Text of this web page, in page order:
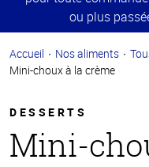
Retour à
principale
ou plus
Accueil Nos aliments
Mini-choux à la crème
DESSERTS
Mini-